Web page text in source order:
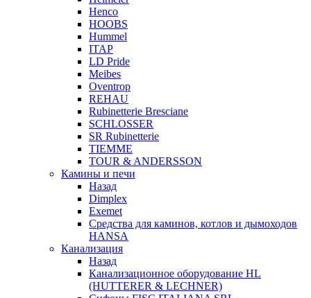
Henco
HOOBS
Hummel
ITAP
LD Pride
Meibes
Oventrop
REHAU
Rubinetterie Bresciane
SCHLOSSER
SR Rubinetterie
TIEMME
TOUR & ANDERSSON
Камины и печи
Назад
Dimplex
Exemet
Средства для каминов, котлов и дымоходов
HANSA
Канализация
Назад
Канализационное оборудование HL
(HUTTERER & LECHNER)